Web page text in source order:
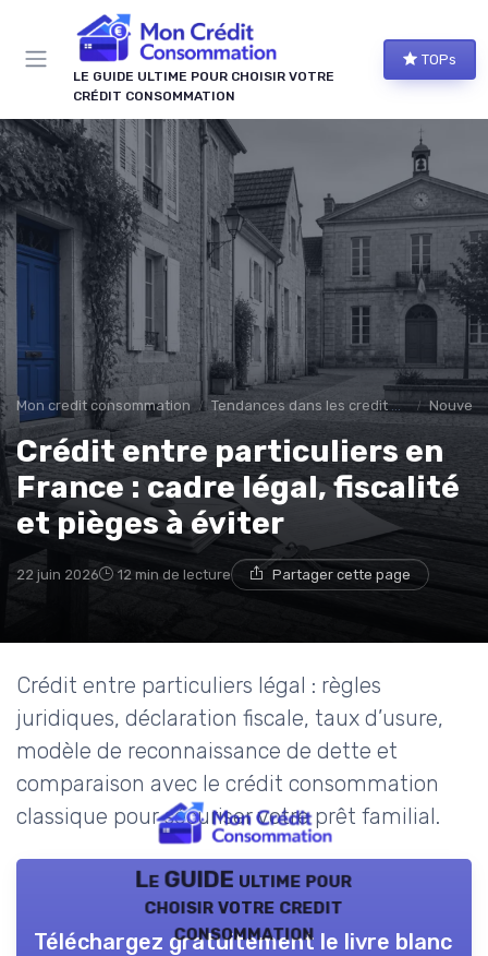
LE GUIDE ULTIME POUR CHOISIR VOTRE
CRÉDIT CONSOMMATION
TOPs
Mon credit consommation Tendances dans les credit à la consomation
Crédit entre particuliers en
France : cadre légal, fiscalité
et pièges à éviter
22 juin 2026 12 min de lecture Partager cette page
Crédit entre particuliers légal : règles
juridiques, déclaration fiscale, taux d’usure,
modèle de reconnaissance de dette et
comparaison avec le crédit consommation
classique pour sécuriser votre prêt familial.
Le GUIDE ultime pour
choisir votre credit
consommation
Téléchargez gratuitement le livre blanc
Panneau de gestion des cookies